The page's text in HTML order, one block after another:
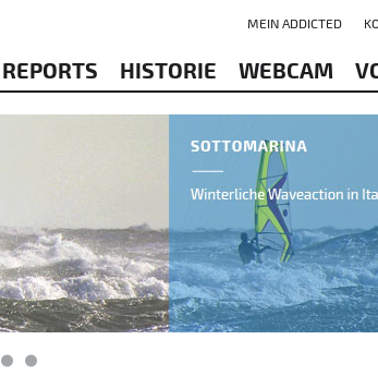
REPORTS HISTORIE WEBCAM
MEIN ADDICTED